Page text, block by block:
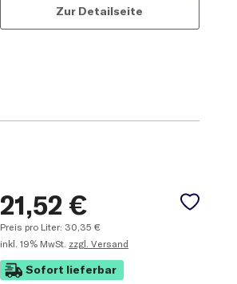
Zur Detailseite
21,52€
Preis pro Liter: 30,35 €
inkl. 19% MwSt. zzgl. Versand
Sofort lieferbar